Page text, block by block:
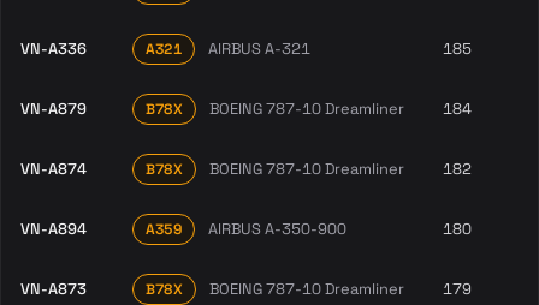
VN-A336 A321 AIRBUS A-321 185
VN-A879 B78X BOEING 787-10 Dreamliner 184
VN-A874 B78X BOEING 787-10 Dreamliner 182
VN-A894 A359 AIRBUS A-350-900 180
VN-A873 B78X BOEING 787-10 Dreamliner 179